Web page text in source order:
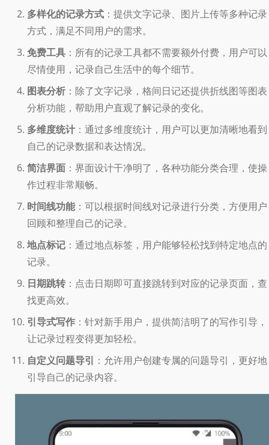
多样化的记录方式 ：提供文字记录、图片上传等多种记录
方式，满足不同用户的需求。
免费工具 ：所有的记录工具都不需要额外付费，用户可以
尽情使用，记录自己生活中的每个细节。
图表分析 ：除了文字记录，格间日记还提供折线图等图表
分析功能，帮助用户直观了解记录的变化。
多维度统计 ：通过多维度统计，用户可以更加清晰地看到
自己的记录数据和表达情况。
简洁界面 ：界面设计干净明了，各种功能分类合理，使操
作过程非常顺畅。
时间线功能：可以根据时间线对记录进行分类，方便用户
回顾和整理自己的记录。
地点标记 ：通过地点标签，用户能够轻松找到特定地点的
记录。
日期跳转 ：点击日期即可直接跳转到对应的记录页面，查
找更高效。
引导式写作 ：针对新手用户，提供简洁明了的写作引导，
让记录过程变得更加轻松。
自定义问题导引 ：允许用户创建专属的问题导引，更好地
引导自己的记录内容。